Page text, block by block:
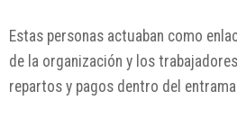
Estas personas actuaban como
de la organización y los
repartos y pagos dentro del